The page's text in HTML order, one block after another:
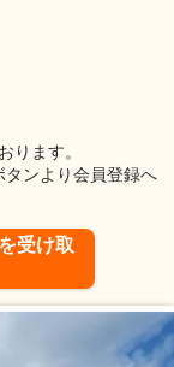
ります。
ンより会員登録へ
受け取